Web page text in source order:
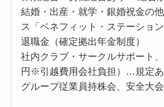
結婚・出産・就学・銀婚祝金の
ス「ベネフィット・ステーション
退職金（確定拠出年金制度）
社内クラブ・サークルサポート
円※引越費用会社負担）…規定あ
グループ従業員持株会、安全大